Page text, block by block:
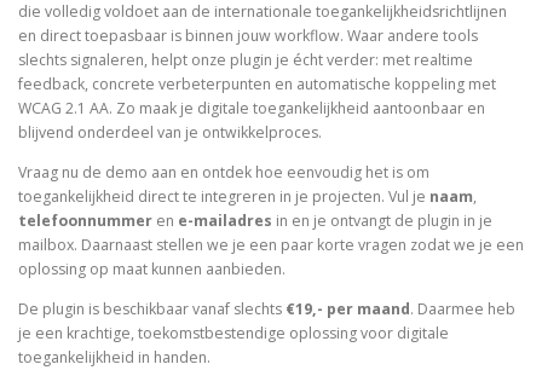
die volledig voldoet aan de internationale toegankelijkheidsrichtlijnen
en direct toepasbaar is binnen jouw workflow. Waar andere tools
slechts signaleren, helpt onze plugin je écht verder: met realtime
feedback, concrete verbeterpunten en automatische koppeling met
WCAG 2.1 AA. Zo maak je digitale toegankelijkheid aantoonbaar en
blijvend onderdeel van je ontwikkelproces.
Vraag nu de demo aan en ontdek hoe eenvoudig het is om
toegankelijkheid direct te integreren in je projecten. Vul je naam,
telefoonnummer en e-mailadres in en je ontvangt de plugin in je
mailbox. Daarnaast stellen we je een paar korte vragen zodat we je een
oplossing op maat kunnen aanbieden.
De plugin is beschikbaar vanaf slechts €19,- per maand. Daarmee heb
je een krachtige, toekomstbestendige oplossing voor digitale
toegankelijkheid in handen.